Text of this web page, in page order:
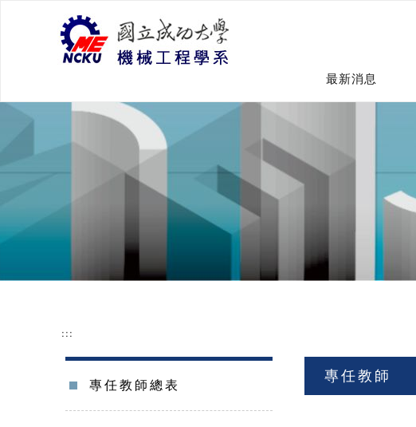
最新消息
:::
專任教師總表
專任教師